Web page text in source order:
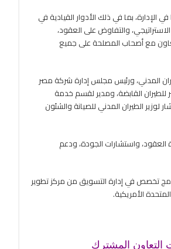
مصطفى علي الدين إمام بخبرة تمتد إلى أكثر من 30 عامًا في الإدارة، بما في ذلك الأدوار القيادية في
والتفاوض على العقود،
مع أصحاب المصلحة على جميع
المدني، ورئيس مجلس إدارة شركة مصر
للطيران القابضة، ومدير لقسم خدمة
الطيران المدني للصيانة والشئون
العقود، واستشارات الجودة، ودعم
تخصص في إدارة التسويق من مركز تطوير
الأمريكية.
التعاون المشترك